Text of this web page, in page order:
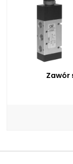
Zawór